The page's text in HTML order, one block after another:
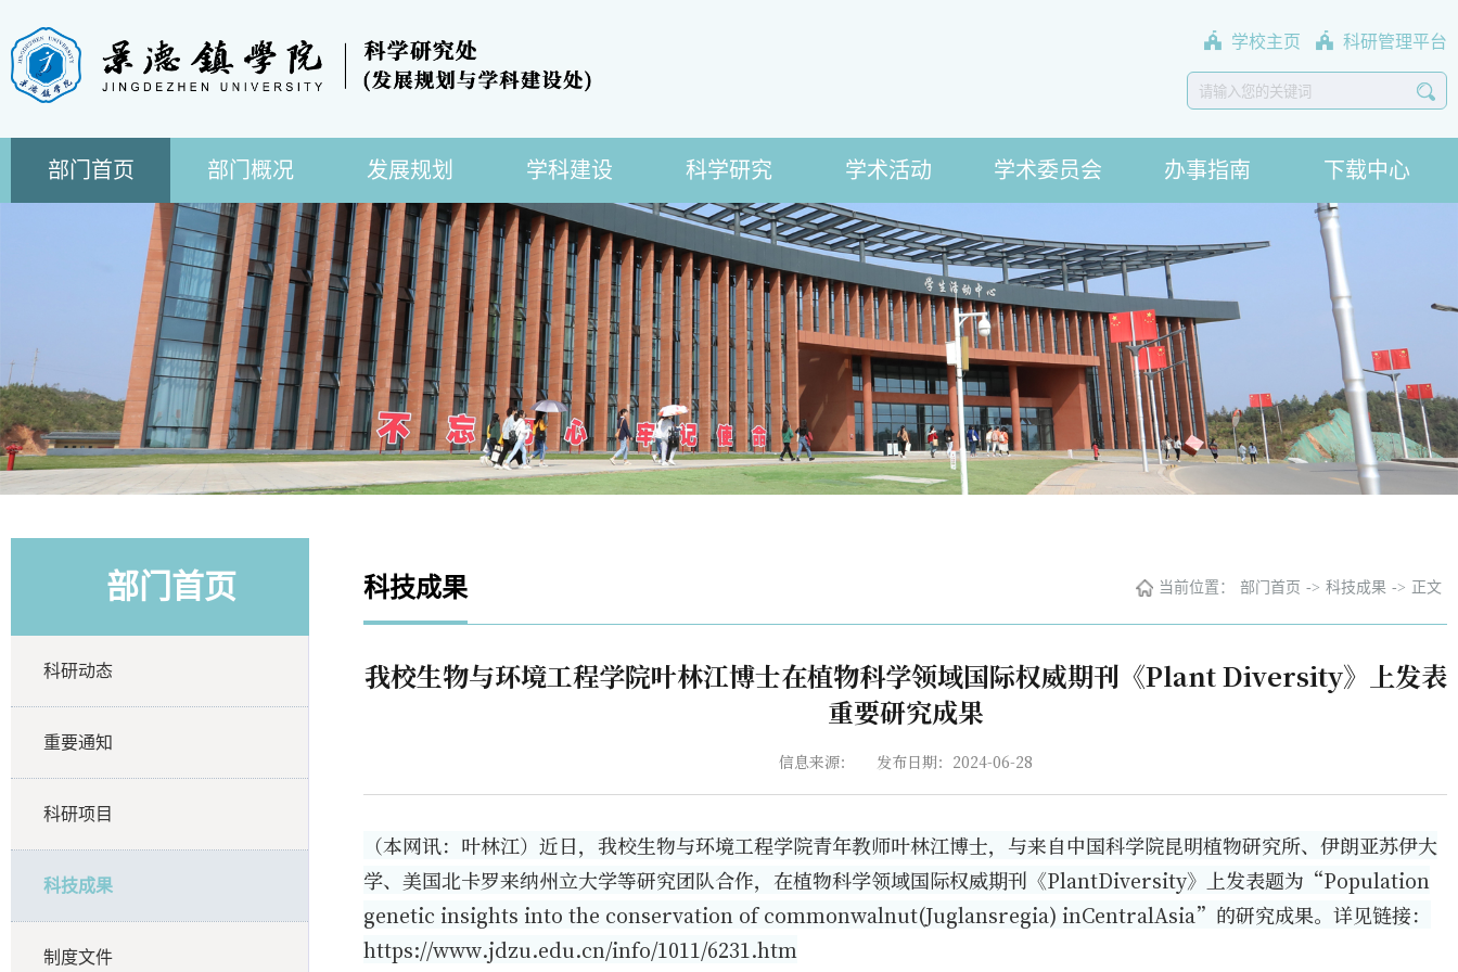
学校主页 科研管理平台
部门首页 部门概况 发展规划 学科建设 科学研究 学术活动 学术委员会 办事指南 下载中心
部门首页
科研动态
重要通知
科研项目
科技成果
制度文件
科技成果 当前位置： 部门首页 -> 科技成果 -> 正文
我校生物与环境工程学院叶林江博士在植物科学领域国际权威期刊《Plant Diversity》上发表
重要研究成果
信息来源： 发布日期：2024-06-28
（本网讯：叶林江）近日，我校生物与环境工程学院青年教师叶林江博士，与来自中国科学院昆明植物研究所、伊朗亚苏伊大
学、美国北卡罗来纳州立大学等研究团队合作，在植物科学领域国际权威期刊《PlantDiversity》上发表题为“Population
genetic insights into the conservation of commonwalnut(Juglansregia) inCentralAsia”的研究成果。详见链接：
https://www.jdzu.edu.cn/info/1011/6231.htm